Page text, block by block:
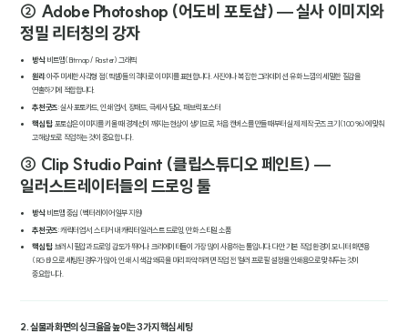
② Adobe Photoshop (어도비 포토샵) — 실사 이미지와
정밀 리터칭의 강자
방식: 비트맵(Bitmap / Raster) 그래픽
원리 : 아주 미세한 사각형 점(픽셀)들의 격자로 이미지를 표현합니다. 사진이나 복잡한 그라데이션, 유화 느낌의 세밀한 질감을
연출하기에 적합합니다.
추천 굿즈: 실사 포토카드, 인쇄 엽서, 장패드, 극세사 담요, 패브릭 포스터
핵심 팁: 포토샵은 이미지를 키울 때 경계선이 깨지는 현상이 생기므로, 처음 캔버스를 만들 때부터 실제 제작 굿즈 크기(100%)에 맞춰
고해상도로 작업하는 것이 중요합니다.
③ Clip Studio Paint (클립스튜디오 페인트) —
일러스트레이터들의 드로잉 툴
방식: 비트맵 중심 (벡터 레이어 일부 지원)
추천 굿즈: 캐릭터 엽서, 스티커 내 캐릭터 일러스트 드로잉, 만화 스타일 소품
핵심 팁: 브러시 필압과 드로잉 감도가 뛰어나 크리에이터들이 가장 많이 사용하는 툴입니다. 다만 기본 작업 환경이 모니터 화면용
(RGB)으로 세팅된 경우가 많아, 인쇄 시 색감 왜곡을 미리 파악하려면 작업 전 '컬러 프로필' 설정을 인쇄용으로 맞춰두는 것이
중요합니다.
2. 실물과 화면의 싱크율을 높이는 3가지 핵심 세팅